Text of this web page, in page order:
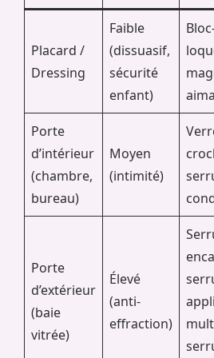
Placard /
Dressing
Faible
(dissuasif,
sécurité
enfant)
Porte
d’intérieur
(chambre,
bureau)
Moyen
(intimité)
Porte
d’extérieur
(baie
vitrée)
Élevé
(anti-
effraction)